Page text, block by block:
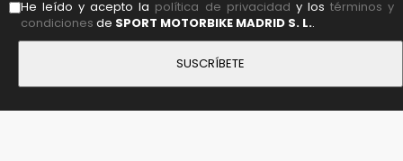
He leído y acepto la política de privacidad y lostérminos y
condiciones de SPORT MOTORBIKE MADRID S. L..